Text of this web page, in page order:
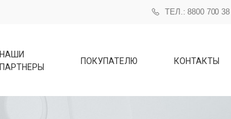
ТЕЛ.: 8800 700 38
НАШИ
ПАРТНЕРЫ
ПОКУПАТЕЛЮ КОНТАКТЫ